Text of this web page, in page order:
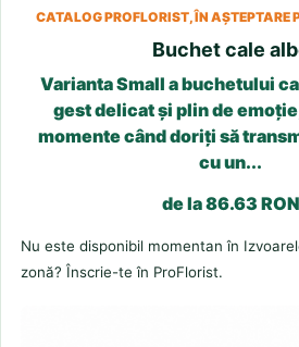
CATALOG PROFLORIST, ÎN AȘTEPTARE
Buchet cale
Varianta Small a buchetului
gest delicat și plin de
momente când doriți să
cu un...
de la 86.63 RON
Nu este disponibil momentan în
zonă? Înscrie-te în ProFlorist.